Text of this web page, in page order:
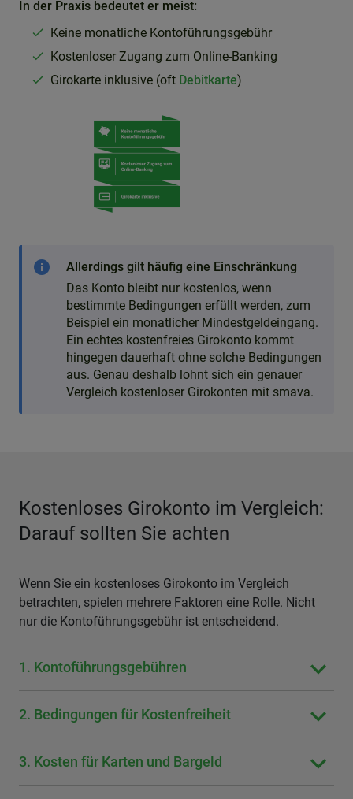
In der Praxis bedeutet er meist:
Keine monatliche Kontoführungsgebühr
Kostenloser Zugang zum Online-Banking
Girokarte inklusive (oft Debitkarte)
info
Allerdings gilt häufig eine Einschränkung
Das Konto bleibt nur kostenlos, wenn
bestimmte Bedingungen erfüllt werden, zum
Beispiel ein monatlicher Mindestgeldeingang.
Ein echtes kostenfreies Girokonto kommt
hingegen dauerhaft ohne solche Bedingungen
aus. Genau deshalb lohnt sich ein genauer
Vergleich kostenloser Girokonten mit smava.
Kostenloses Girokonto im Vergleich:
Darauf sollten Sie achten
Wenn Sie ein kostenloses Girokonto im Vergleich
betrachten, spielen mehrere Faktoren eine Rolle. Nicht
nur die Kontoführungsgebühr ist entscheidend.
1. Kontoführungsgebühren
2. Bedingungen für Kostenfreiheit
3. Kosten für Karten und Bargeld